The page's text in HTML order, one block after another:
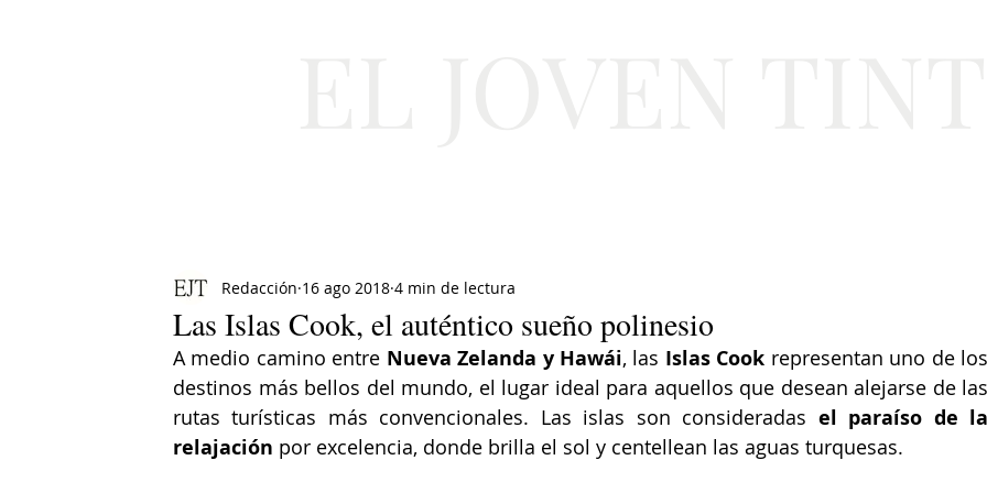
Las Islas Cook, el auténtico sueño polinesio
Redacción 16 ago 2018 4 min de lectura
A medio camino entre Nueva Zelanda y Hawái, las Islas Cook representan uno de los
destinos más bellos del mundo, el lugar ideal para aquellos que desean alejarse de las
rutas turísticas más convencionales. Las islas son consideradas el paraíso de la
relajación por excelencia, donde brilla el sol y centellean las aguas turquesas.